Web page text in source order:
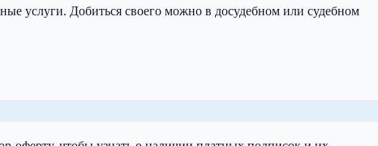
услуги. Добиться своего можно в досудебном или судебном